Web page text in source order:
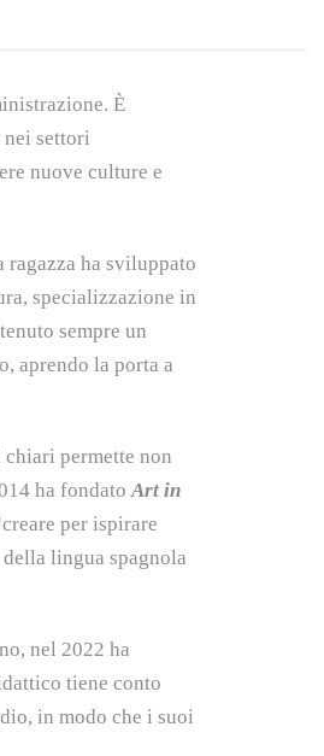
È
nei settori
nuove culture e
ha sviluppato
specializzazione in
sempre un
aprendo la porta a
chiari permette non
ha fondatoArt in
per ispirare
lingua spagnola
nel 2022 ha
tiene conto
in modo che i suoi